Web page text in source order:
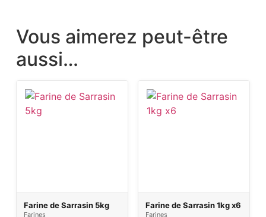
Vous aimerez peut-être
aussi…
Farine de Sarrasin 5kg
Farines
Farine de Sarrasin 1kg x6
Farines